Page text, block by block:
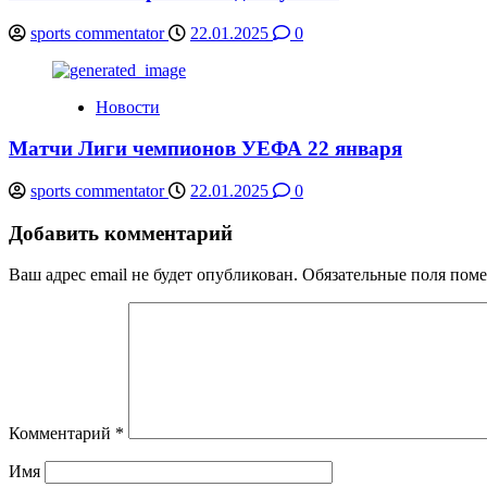
sports commentator 22.01.2025 0
Новости
Матчи Лиги чемпионов УЕФА 22 января
sports commentator 22.01.2025 0
Добавить комментарий
Ваш адрес email не будет опубликован. Обязательные поля
Комментарий *
Имя